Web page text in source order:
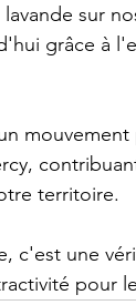
sur
grâce à
territoire.
c'est une
pour